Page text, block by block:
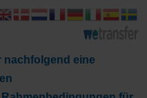
nachfolgend eine